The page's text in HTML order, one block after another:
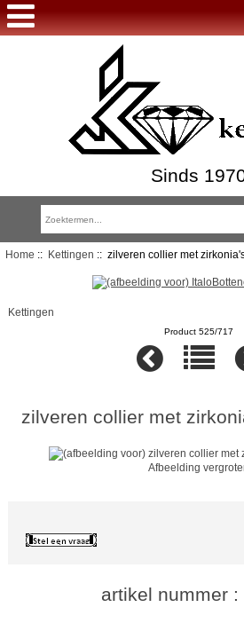
Sinds
Home :: Kettingen :: zilveren collier met
Kettingen
Product 525/717
zilveren collier met
Afbeelding
artikel nummer :